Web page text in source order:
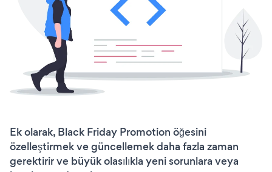
Ek olarak, Black Friday Promotion öğesini
özelleştirmek ve güncellemek daha fazla zaman
gerektirir ve büyük olasılıkla yeni sorunlara veya